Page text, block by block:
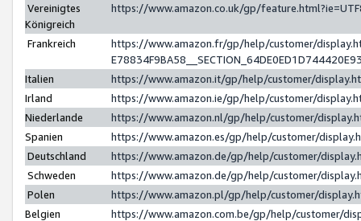
Vereinigtes
Königreich
https://www.amazon.co.uk/gp/
Frankreich
https://www.amazon.fr/gp/help/customer/
Italien
https://www.amazon.it/gp/help/customer/
Irland
https://www.amazon.ie/gp/help/customer/
Niederlande
https://www.amazon.nl/gp/help/customer/
Spanien
https://www.amazon.es/gp/help/customer/
Deutschland
https://www.amazon.de/gp/help/customer/
Schweden
https://www.amazon.de/gp/help/customer/
Polen
https://www.amazon.pl/gp/help/customer/
Belgien
https://www.amazon.com.be/gp/help/customer/